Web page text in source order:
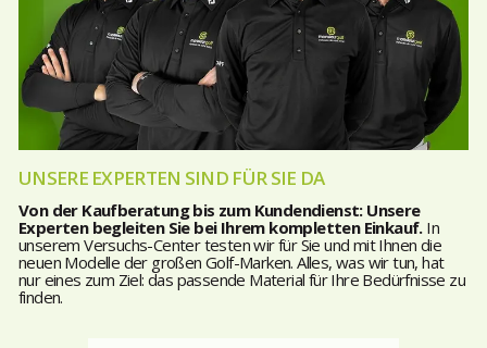
UNSERE EXPERTEN SIND FÜR SIE DA
Von der Kaufberatung bis zum Kundendienst: Unsere
Experten begleiten Sie bei Ihrem kompletten Einkauf.In
unserem Versuchs-Center testen wir für Sie und mit Ihnen die
neuen Modelle der großen Golf-Marken. Alles, was wir tun, hat
nur eines zum Ziel: das passende Material für Ihre Bedürfnisse zu
finden.